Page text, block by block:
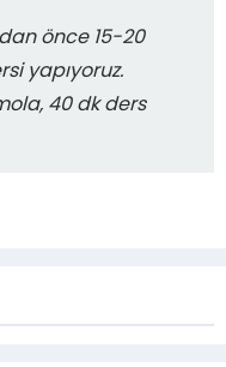
önce 15-20
yapıyoruz.
40 dk ders